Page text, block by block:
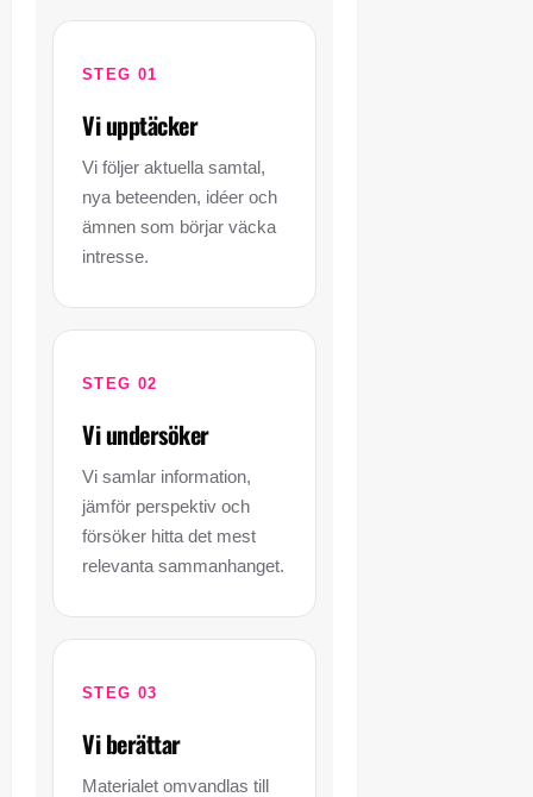
STEG 01
Vi upptäcker
Vi följer aktuella samtal,
nya beteenden, idéer och
ämnen som börjar väcka
intresse.
STEG 02
Vi undersöker
Vi samlar information,
jämför perspektiv och
försöker hitta det mest
relevanta sammanhanget.
STEG 03
Vi berättar
Materialet omvandlas till